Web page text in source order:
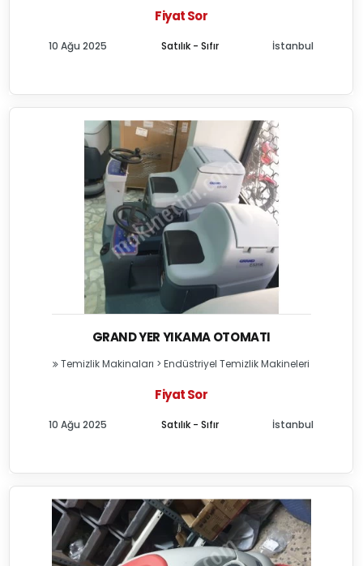
Fiyat Sor
Satılık - Sıfır
10 Ağu 2025 İstanbul
GRAND YER YIKAMA OTOMATI
Temizlik Makinaları >Endüstriyel Temizlik Makineleri
Fiyat Sor
Satılık - Sıfır
10 Ağu 2025 İstanbul